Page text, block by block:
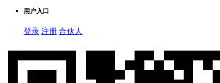
用户入口
登录 注册 合伙人